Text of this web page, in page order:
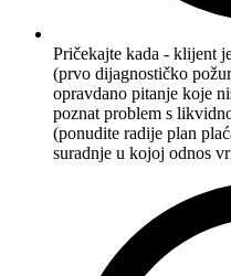
Pričekajte kada - klijent
(prvo dijagnostičko
opravdano pitanje koje
poznat problem s
(ponudite radije plan
suradnje u kojoj odnos